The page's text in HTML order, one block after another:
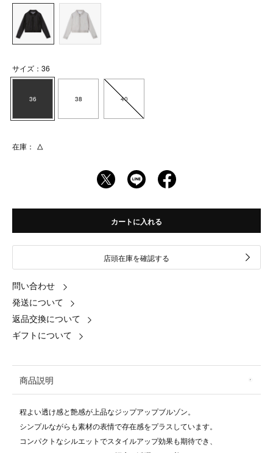
サイズ：36
36 38 40
在庫： △
カートに入れる
店頭在庫を確認する
問い合わせ
発送について
返品交換について
ギフトについて
商品説明
程よい透け感と艶感が上品なジップアップブルゾン。
シンプルながらも素材の表情で存在感をプラスしています。
コンパクトなシルエットでスタイルアップ効果も期待でき、